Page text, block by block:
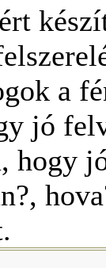
a
jó
hogy